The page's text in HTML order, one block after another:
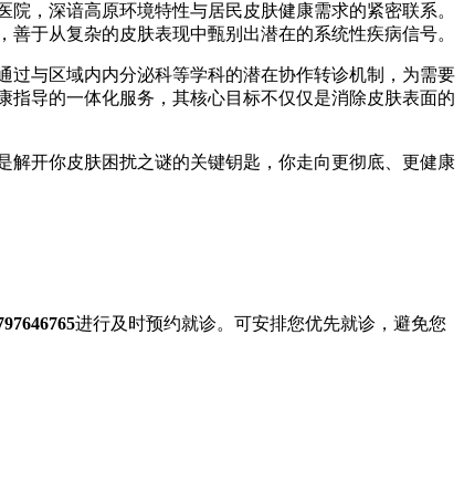
，深谙高原环境特性与居民皮肤健康需求的紧密联系。
于从复杂的皮肤表现中甄别出潜在的系统性疾病信号。
过与区域内内分泌科等学科的潜在协作转诊机制，为需要
导的一体化服务，其核心目标不仅仅是消除皮肤表面的
开你皮肤困扰之谜的关键钥匙，你走向更彻底、更健康
进行及时预约就诊。可安排您优先就诊，避免您